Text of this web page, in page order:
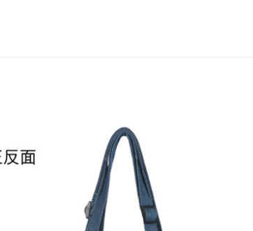
(不開放使用，請勿選取）
NT$65/pesanan | Penghantaran percuma untuk pesanan